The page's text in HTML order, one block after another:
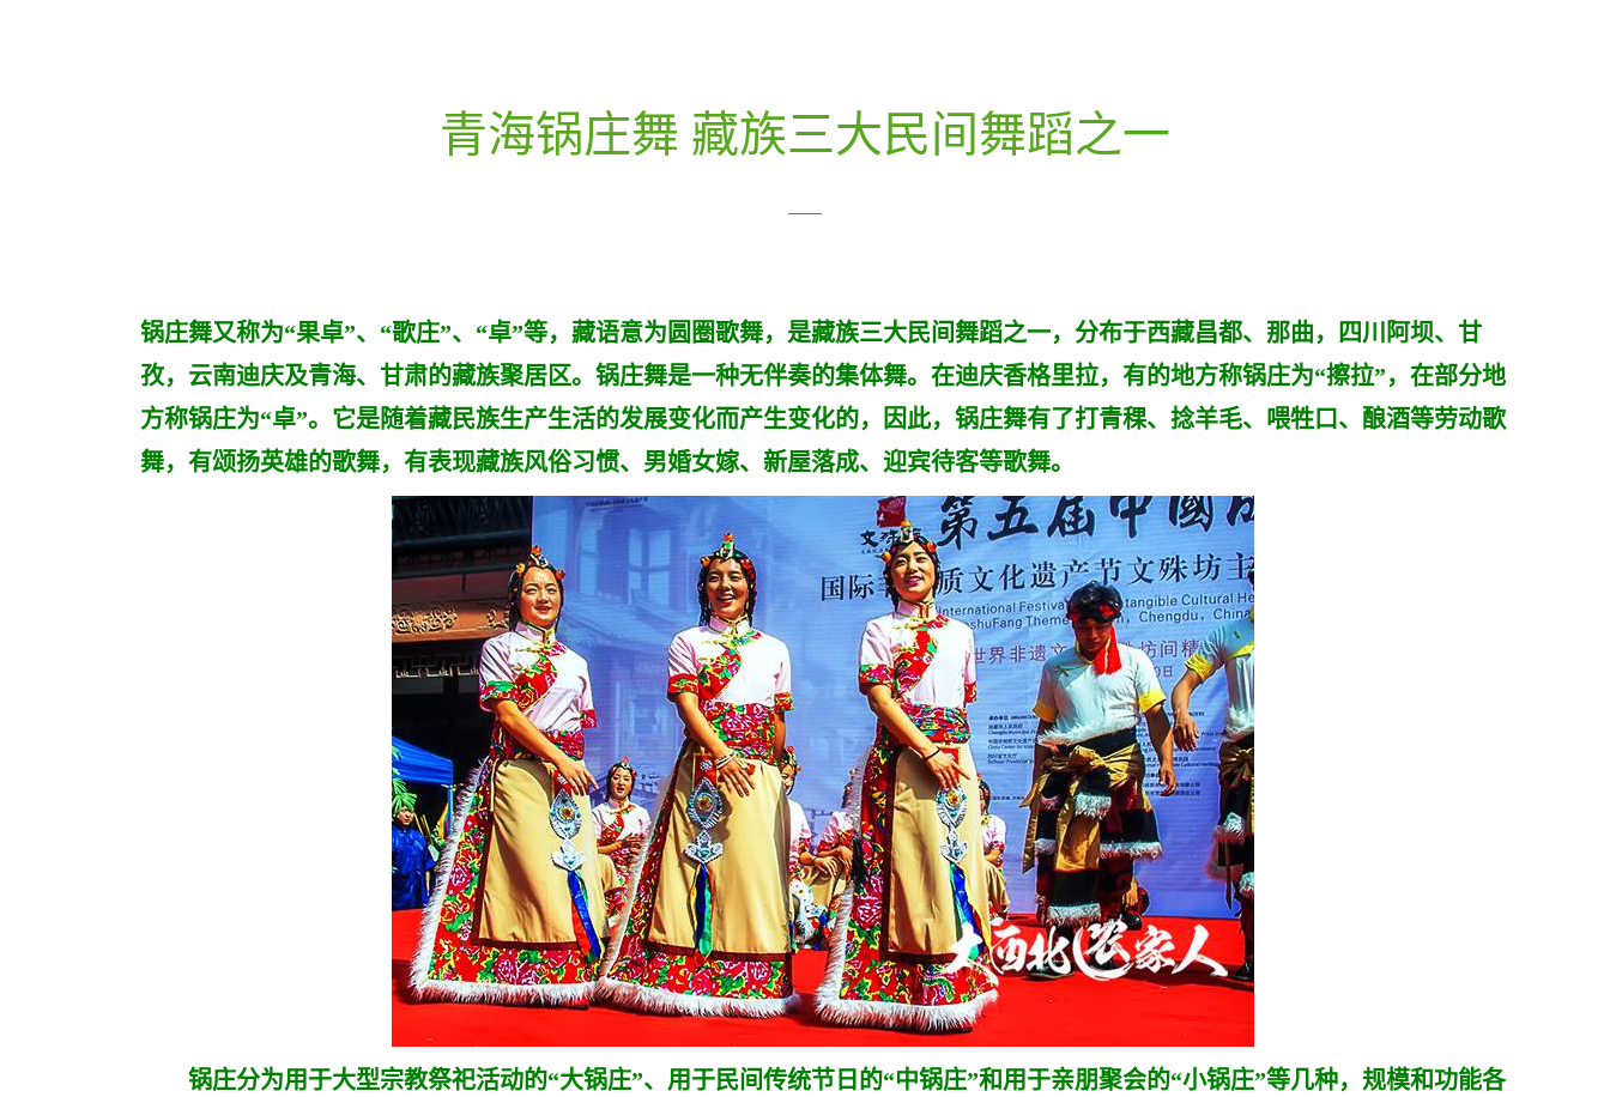
青海锅庄舞 藏族三大民间舞蹈之一
——
锅庄舞又称为“果卓”、“歌庄”、“卓”等，藏语意为圆圈歌舞，是藏族三大民间舞蹈之一，分布于西藏昌都、那曲，四川阿坝、甘
孜，云南迪庆及青海、甘肃的藏族聚居区。锅庄舞是一种无伴奏的集体舞。在迪庆香格里拉，有的地方称锅庄为“擦拉”，在部分地
方称锅庄为“卓”。它是随着藏民族生产生活的发展变化而产生变化的，因此，锅庄舞有了打青稞、捻羊毛、喂牲口、酿酒等劳动歌
舞，有颂扬英雄的歌舞，有表现藏族风俗习惯、男婚女嫁、新屋落成、迎宾待客等歌舞。
锅庄分为用于大型宗教祭祀活动的“大锅庄”、用于民间传统节日的“中锅庄”和用于亲朋聚会的“小锅庄”等几种，规模和功能各